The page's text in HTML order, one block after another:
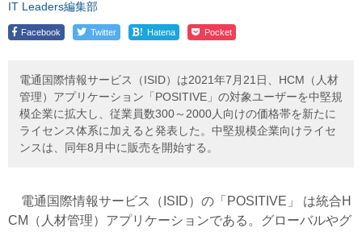
IT Leaders編集部
Facebook Twitter ! Hatena Pocket
電通国際情報サービス（ISID）は2021年7月21日、HCM（人材
管理）アプリケーション「POSITIVE」の対象ユーザーを中堅規
模企業に拡大し、従業員数300～2000人向けの価格帯を新たに
ライセンス体系に加えると発表した。中堅規模企業向けライセ
ンスは、同年8月中に販売を開始する。
電通国際情報サービス（ISID）の「POSITIVE」 は統合H
CM（人材管理）アプリケーションである。グローバルやグ